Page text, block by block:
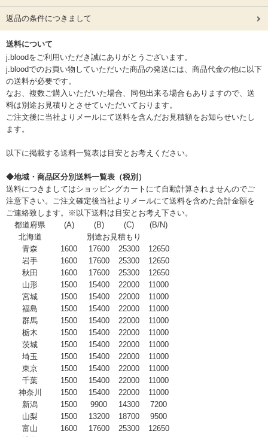
返品の条件につきまして
送料について
j.bloodをご利用いただき誠にありがとうございます。
j.bloodでのお買い物していただいた商品の発送には、商品代金の他に以下
の送料が必要です。
なお、複数ご購入いただいた場合、同包出来る場合もありますので、送
料は別途お見積りとさせていただいております。
ご注文後に当社よりメールにて送料を含んだお見積額をお知らせいたし
ます。
以下に掲載する送料一覧表は目安とお考えください。
◆地域・商品区分別送料一覧表（税別）
送料につきましてはショッピングカートにて自動計算されませんのでご
注意下さい。ご注文確定後当社よりメールにて送料を含めた合計金額を
ご連絡致します。※以下送料は目安とお考え下さい。
都道府県
(A) (B) (C)
(B/N)
北海道
別途お見積もり
青森
1600 17600 25300
12650
岩手
1600 17600 25300
12650
秋田
1600 17600 25300
12650
山形
1500 15400 22000
11000
宮城
1500 15400 22000
11000
福島
1500 15400 22000
11000
群馬
1500 15400 22000
11000
栃木
1500 15400 22000
11000
茨城
1500 15400 22000
11000
埼玉
1500 15400 22000
11000
東京
1500 15400 22000
11000
千葉
1500 15400 22000
11000
神奈川
1500 15400 22000
11000
新潟
1500 9900 14300
7200
山梨
1500 13200 18700
9500
富山
1600 17600 25300
12650